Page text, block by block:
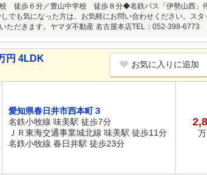
徒歩６分／豊山中学校 徒歩８分◆名鉄バス「伊勢山西
でも気になった方は、お気軽にお問い合わせください。ス
ただきます。ヤマダ不動産 名古屋本店TEL：052-398-6773
円 4LDK
お気に入りに追加
愛知県春日井市西本町３
名鉄小牧線 味美駅 徒歩7分
ＪＲ東海交通事業城北線 味美駅 徒歩11分
名鉄小牧線 春日井駅 徒歩23分